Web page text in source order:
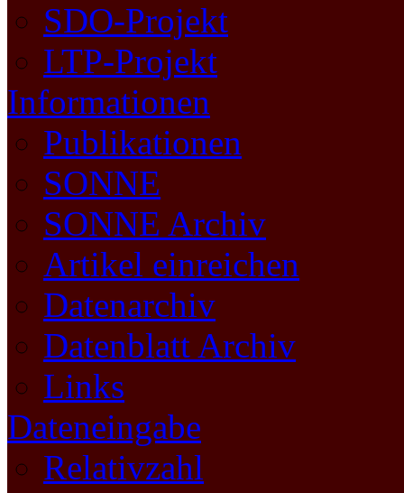
SDO-Projekt
LTP-Projekt
Informationen
Publikationen
SONNE
SONNE Archiv
Artikel einreichen
Datenarchiv
Datenblatt Archiv
Links
Dateneingabe
Relativzahl